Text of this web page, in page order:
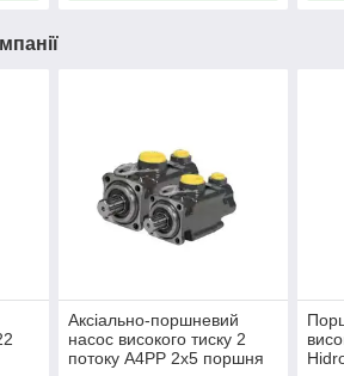
Аксіально-поршневий
насос високого тиску 2
потоку A4PP 2х5 поршня